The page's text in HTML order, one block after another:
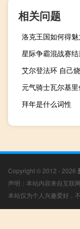
相关问题
洛克王国如何得魅
星际争霸混战赛
艾尔登法环 自己
元气骑士瓦尔基
拜年是什么词性
Copyright © 2012 - 2026
声明：本站内容来自互联
本站仅为个人兴趣爱好，